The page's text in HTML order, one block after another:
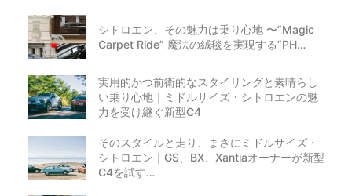
シトロエン、その魅力は乗り心地 〜”Magic
Carpet Ride” 魔法の絨毯を実現する”PH…
実用的かつ前衛的なスタイリングと素晴らし
い乗り心地｜ミドルサイズ・シトロエンの魅
力を受け継ぐ新型C4
そのスタイルと走り、まさにミドルサイズ・
シトロエン｜GS、BX、Xantiaオーナーが新型
C4を試す…